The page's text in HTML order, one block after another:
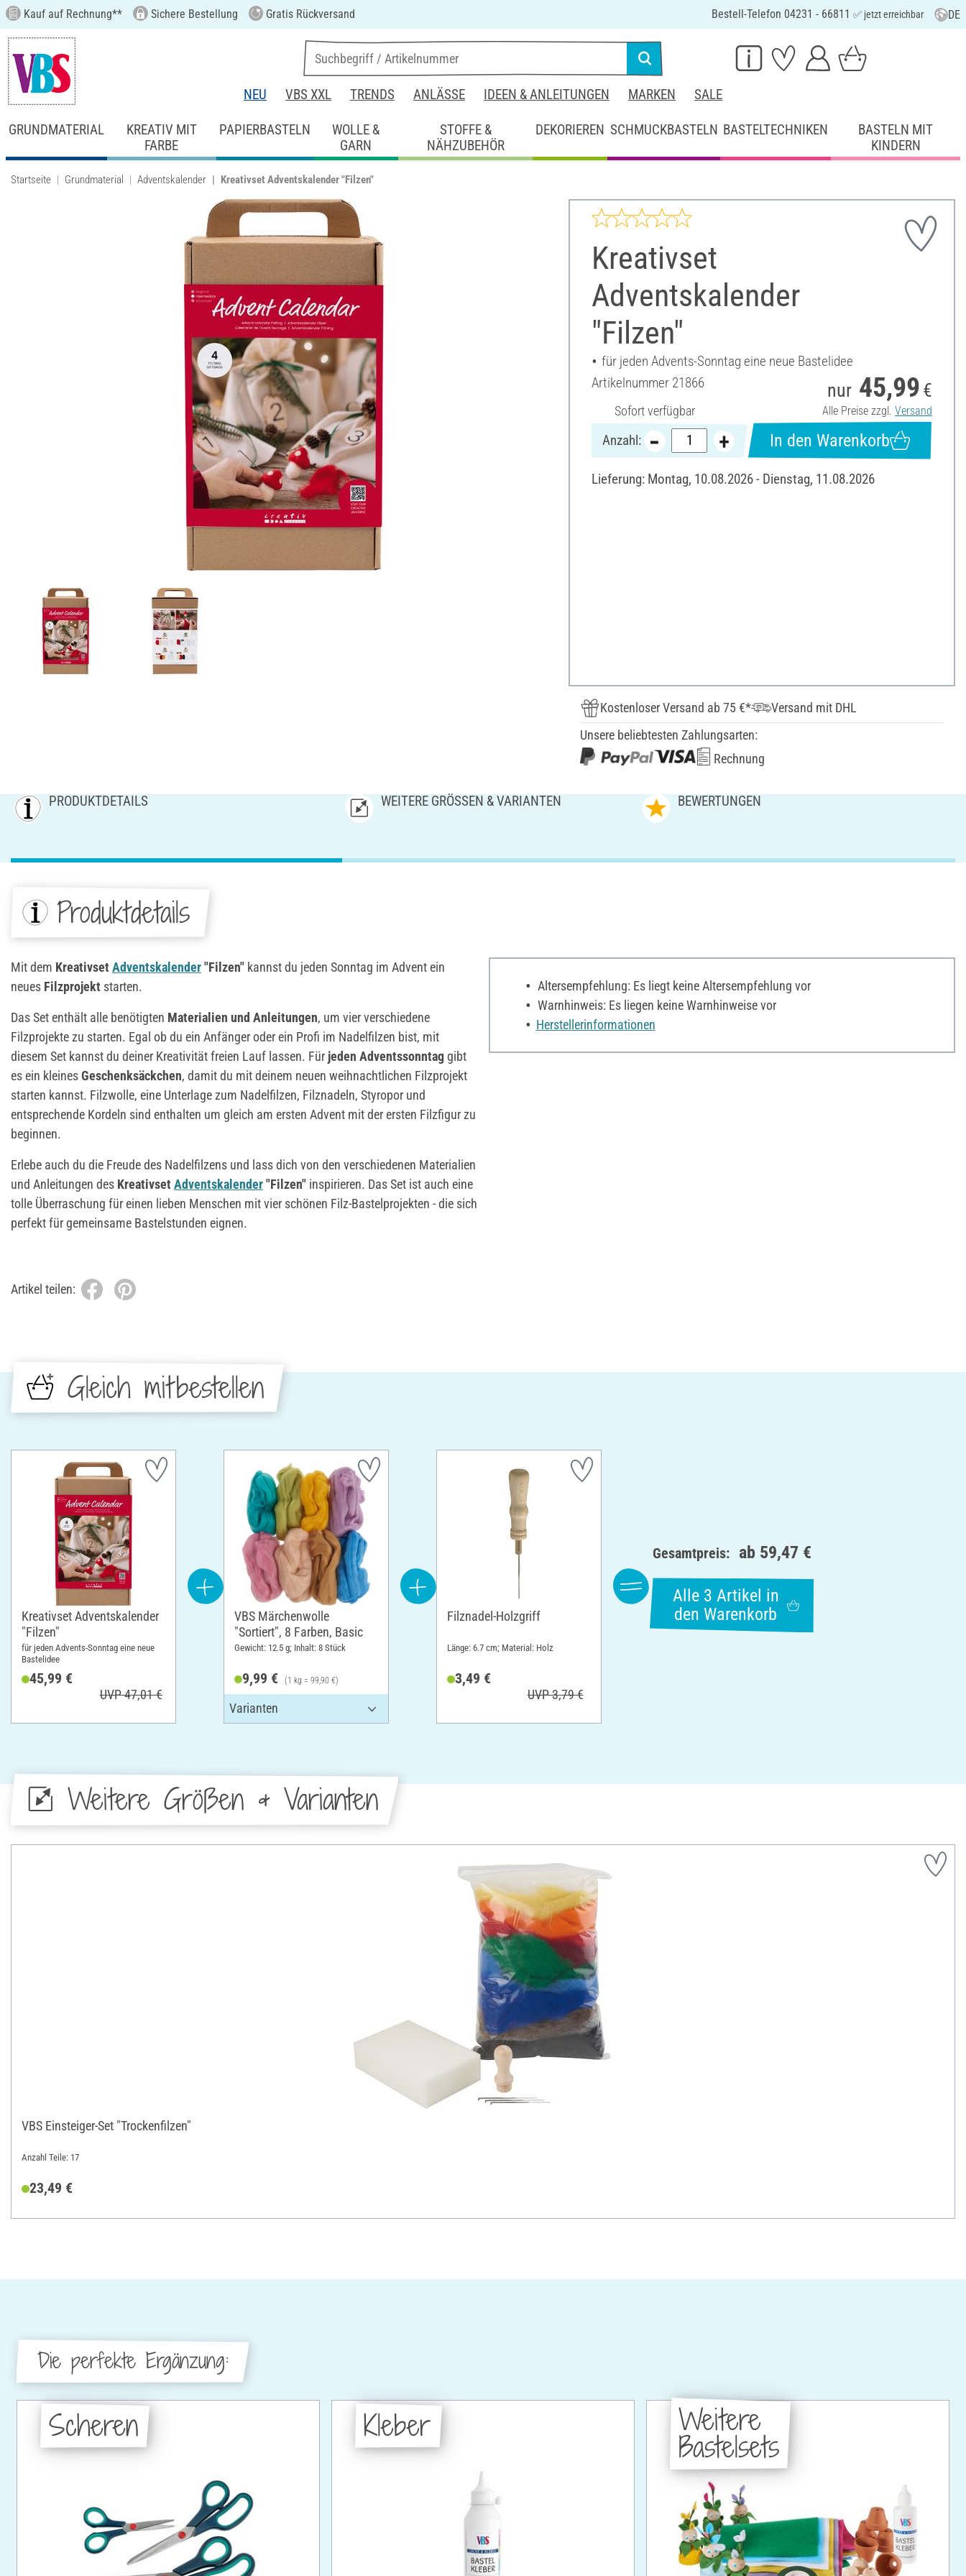
Kauf auf Rechnung** Sichere Bestellung Gratis Rückversand Bestell-Telefon 04231 - 66811 ✅ jetzt erreichbar DE
NEU VBS XXL TRENDS ANLÄSSE IDEEN & ANLEITUNGEN MARKEN SALE
GRUNDMATERIAL
KREATIV MIT
FARBE
PAPIERBASTELN
WOLLE &
GARN
STOFFE &
NÄHZUBEHÖR
DEKORIEREN SCHMUCKBASTELN BASTELTECHNIKEN
BASTELN MIT
KINDERN
Startseite Grundmaterial Adventskalender Kreativset Adventskalender "Filzen"
Kreativset
Adventskalender
"Filzen"
für jeden Advents-Sonntag eine neue Bastelidee
Artikelnummer 21866
Sofort verfügbar
nur 45,99 €
Alle Preise zzgl. Versand
Anzahl: In den Warenkorb
Lieferung: Montag, 10.08.2026 - Dienstag, 11.08.2026
Kostenloser Versand ab 75 €*
Versand mit DHL
Unsere beliebtesten Zahlungsarten:
Rechnung
PRODUKTDETAILS WEITERE GRÖSSEN & VARIANTEN BEWERTUNGEN
Produktdetails
Mit dem Kreativset Adventskalender"Filzen" kannst du jeden Sonntag im Advent ein
neues Filzprojekt starten.
Das Set enthält alle benötigten Materialien und Anleitungen, um vier verschiedene
Filzprojekte zu starten. Egal ob du ein Anfänger oder ein Profi im Nadelfilzen bist, mit
diesem Set kannst du deiner Kreativität freien Lauf lassen. Für jeden Adventssonntaggibt
es ein kleinesGeschenksäckchen, damit du mit deinem neuen weihnachtlichen Filzprojekt
starten kannst. Filzwolle, eine Unterlage zum Nadelfilzen, Filznadeln, Styropor und
entsprechende Kordeln sind enthalten um gleich am ersten Advent mit der ersten Filzfigur zu
beginnen.
Erlebe auch du die Freude des Nadelfilzens und lass dich von den verschiedenen Materialien
und Anleitungen des Kreativset Adventskalender"Filzen" inspirieren. Das Set ist auch eine
tolle Überraschung für einen lieben Menschen mit vier schönen Filz-Bastelprojekten - die sich
perfekt für gemeinsame Bastelstunden eignen.
Altersempfehlung: Es liegt keine Altersempfehlung vor
Warnhinweis: Es liegen keine Warnhinweise vor
Herstellerinformationen
Artikel teilen:
Gleich mitbestellen
Kreativset Adventskalender
"Filzen"
für jeden Advents-Sonntag eine neue
Bastelidee
45,99 €
UVP 47,01 €
VBS Märchenwolle
"Sortiert", 8 Farben, Basic
Gewicht: 12.5 g; Inhalt: 8 Stück
9,99 € (1 kg = 99,90 €)
Filznadel-Holzgriff
Länge: 6.7 cm; Material: Holz
3,49 €
UVP 3,79 €
Gesamtpreis: ab 59,47 €
Alle 3 Artikel in
den Warenkorb
Weitere Größen & Varianten
VBS Einsteiger-Set "Trockenfilzen"
Anzahl Teile: 17
23,49 €
Die perfekte Ergänzung:
Scheren Kleber Weitere
Bastelsets